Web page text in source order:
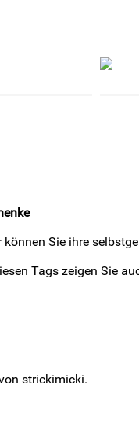
Sie ihre
Tags zeigen Sie
strickimicki.